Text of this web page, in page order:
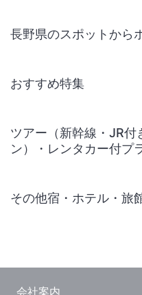
長野県のスポットから
おすすめ特集
ツアー（新幹線・JR付
ン）・レンタカー付プ
その他宿・ホテル・旅
会社案内